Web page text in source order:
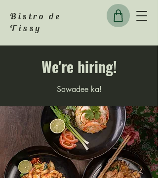
Bistro de
Tissy
We're hiring!
Sawadee ka!